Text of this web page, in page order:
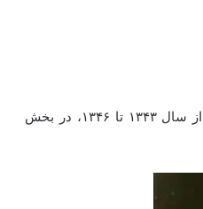
او از سال ۱۳۴۲ تا ۱۳۴۵، در لغت‌نامه دهخدا بررسی فرم‌های مؤلفان را برعهده داشت و نیز از سال ۱۳۴۳ تا ۱۳۴۶، در بخش